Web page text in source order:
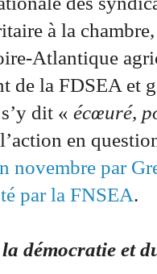
à la
Atlantique
de la FDSEA et
dit « écœuré,
en
novembre par
par la FNSEA.
la démocratie et